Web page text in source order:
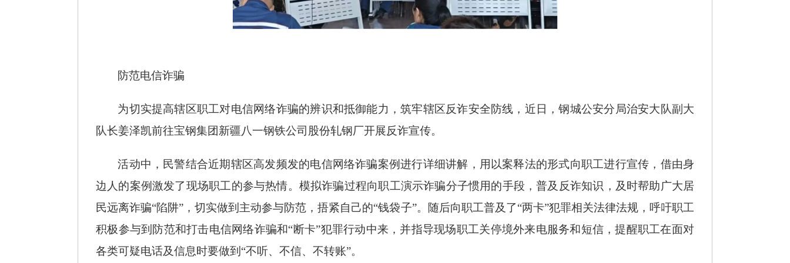
防范电信诈骗
为切实提高辖区职工对电信网络诈骗的辨识和抵御能力，筑牢辖区反诈安全防线，近日，钢城公安分局治安大队副大
队长姜泽凯前往宝钢集团新疆八一钢铁公司股份轧钢厂开展反诈宣传。
活动中，民警结合近期辖区高发频发的电信网络诈骗案例进行详细讲解，用以案释法的形式向职工进行宣传，借由身
边人的案例激发了现场职工的参与热情。模拟诈骗过程向职工演示诈骗分子惯用的手段，普及反诈知识，及时帮助广大居
民远离诈骗“陷阱”，切实做到主动参与防范，捂紧自己的“钱袋子”。随后向职工普及了“两卡”犯罪相关法律法规，呼吁职工
积极参与到防范和打击电信网络诈骗和“断卡”犯罪行动中来，并指导现场职工关停境外来电服务和短信，提醒职工在面对
各类可疑电话及信息时要做到“不听、不信、不转账”。